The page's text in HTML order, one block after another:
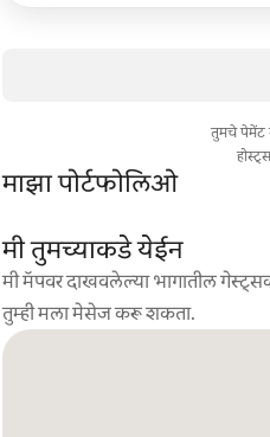
तुमचे पेमेंट
माझा पोर्टफोलिओ
मी तुमच्याकडे येईन
मी मॅपवर दाखवलेल्या भागातील
तुम्ही मला मेसेज करू शकता.